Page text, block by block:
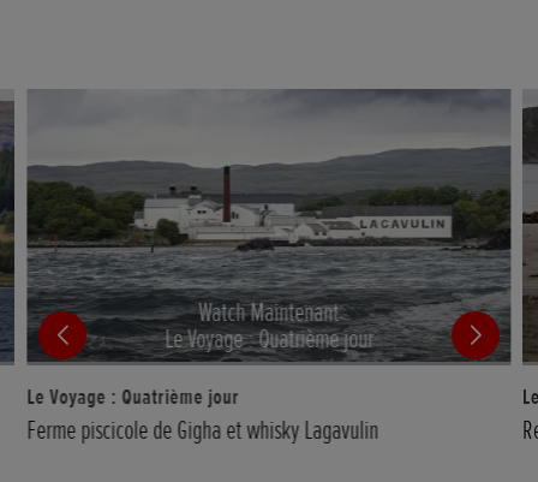
Watch Maintenant
Le Voyage : Quatrième jour
Le Voyage : Quatrième jour
Ferme piscicole de Gigha et whisky Lagavulin